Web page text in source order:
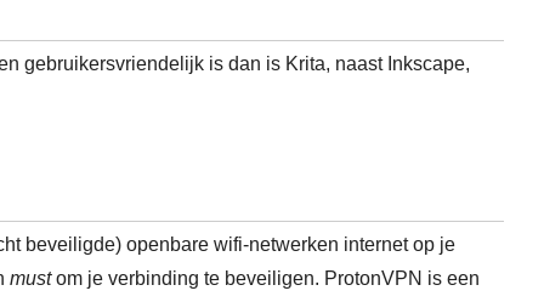
gebruikersvriendelijk is dan is Krita, naast Inkscape,
beveiligde) openbare wifi-netwerken internet op je
mustom je verbinding te beveiligen. ProtonVPN is een